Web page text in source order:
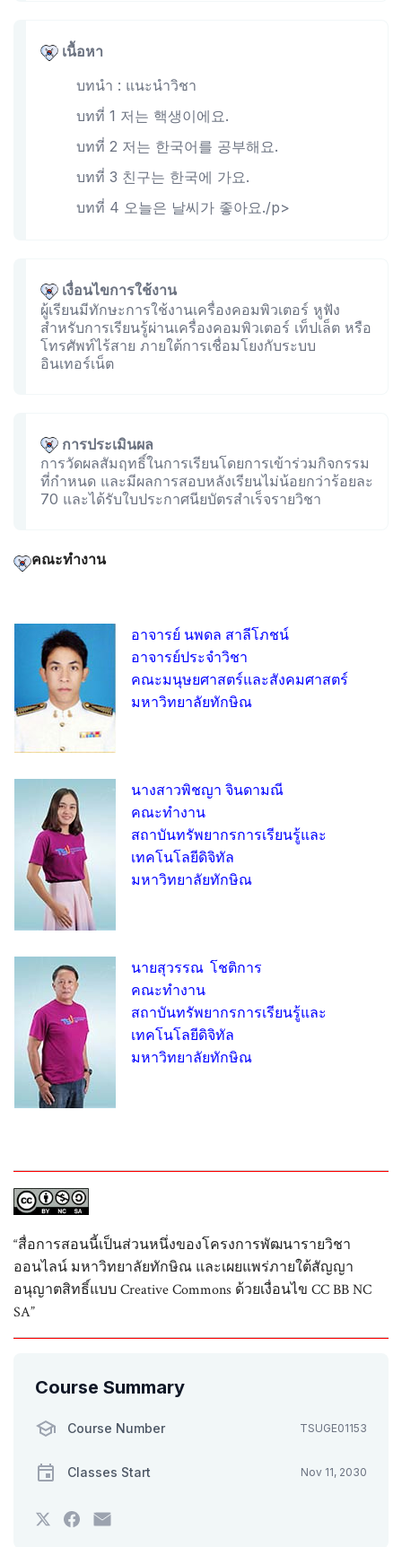
เนื้อหา
บทนำ : แนะนำวิชา
บทที่ 1 저는 핵생이에요.
บทที่ 2 저는 한국어를 공부해요.
บทที่ 3 친구는 한국에 가요.
บทที่ 4 오늘은 날씨가 좋아요./p>
เงื่อนไขการใช้งาน
ผู้เรียนมีทักษะการใช้งานเครื่องคอมพิวเตอร์ หูฟัง
สำหรับการเรียนรู้ผ่านเครื่องคอมพิวเตอร์ เท็ปเล็ต หรือ
โทรศัพท์ไร้สาย ภายใต้การเชื่อมโยงกับระบบ
อินเทอร์เน็ต
การประเมินผล
การวัดผลสัมฤทธิ์ในการเรียนโดยการเข้าร่วมกิจกรรม
ที่กำหนด และมีผลการสอบหลังเรียนไม่น้อยกว่าร้อยละ
70 และได้รับใบประกาศนียบัตรสำเร็จรายวิชา
คณะทำงาน
อาจารย์ นพดล สาลีโภชน์
อาจารย์ประจำวิชา
คณะมนุษยศาสตร์และสังคมศาสตร์
มหาวิทยาลัยทักษิณ
นางสาวพิชญา จินดามณี
คณะทำงาน
สถาบันทรัพยากรการเรียนรู้และ
เทคโนโลยีดิจิทัล
มหาวิทยาลัยทักษิณ
นายสุวรรณ โชติการ
คณะทำงาน
สถาบันทรัพยากรการเรียนรู้และ
เทคโนโลยีดิจิทัล
มหาวิทยาลัยทักษิณ
“สื่อการสอนนี้เป็นส่วนหนึ่งของโครงการพัฒนารายวิชา
ออนไลน์ มหาวิทยาลัยทักษิณ และเผยแพร่ภายใต้สัญญา
อนุญาตสิทธิ์แบบ Creative Commons ด้วยเงื่อนไข CC BB NC
SA”
Course Summary
Course Number TSUGE01153
Classes Start Nov 11, 2030
Tweet
that
Post
a